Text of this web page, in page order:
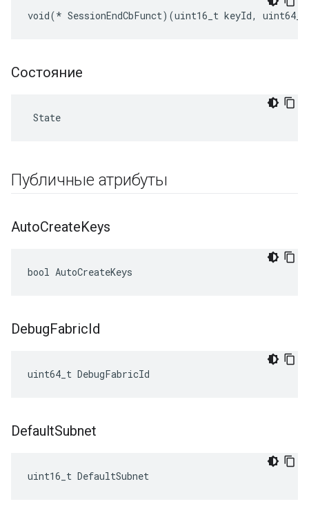
void(* SessionEndCbFunct)(uint16_t keyId,
Состояние
State
Публичные атрибуты
AutoCreateKeys
bool AutoCreateKeys
DebugFabricId
uint64_t DebugFabricId
DefaultSubnet
uint16_t DefaultSubnet